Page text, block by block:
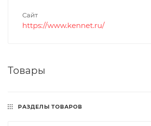
Сайт
https://www.kennet.ru/
Товары
РАЗДЕЛЫ ТОВАРОВ